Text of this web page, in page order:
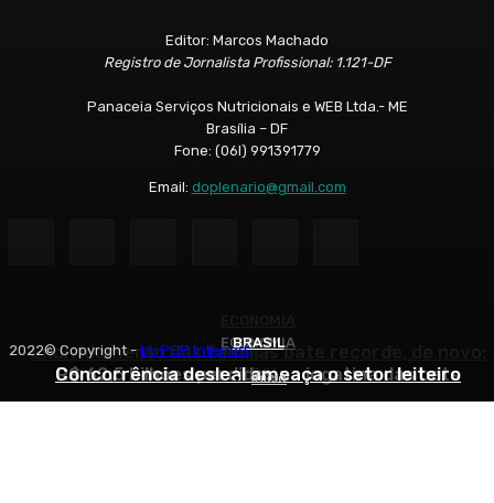
Endividamento das famílias bate recorde, de novo:
82%
ECONOMIA
R$ 62,5 bilhões perdidos na jogatina das bets
BRASIL
Concorrência desleal ameaça o setor leiteiro
Editor: Marcos Machado
Registro de Jornalista Profissional: 1.121-DF
Panaceia Serviços Nutricionais e WEB Ltda.- ME
Brasília – DF
Fone: (06l) 991391779
Email: doplenario@gmail.com
2022© Copyright - by POP Internet
Início